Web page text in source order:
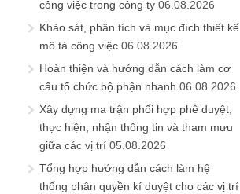
công việc trong công ty 06.08.2026
Khảo sát, phân tích và mục đích thiết kế
mô tả công việc 06.08.2026
Hoàn thiện và hướng dẫn cách làm cơ
cấu tổ chức bộ phận nhanh 06.08.2026
Xây dựng ma trận phối hợp phê duyệt,
thực hiện, nhận thông tin và tham mưu
giữa các vị trí 05.08.2026
Tổng hợp hướng dẫn cách làm hệ
thống phân quyền kí duyệt cho các vị trí